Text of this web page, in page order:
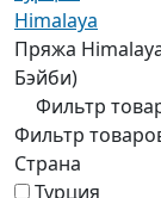
Himalaya
Пряжа
Бэйби)
Фильтр
Фильтр
Страна
Турция